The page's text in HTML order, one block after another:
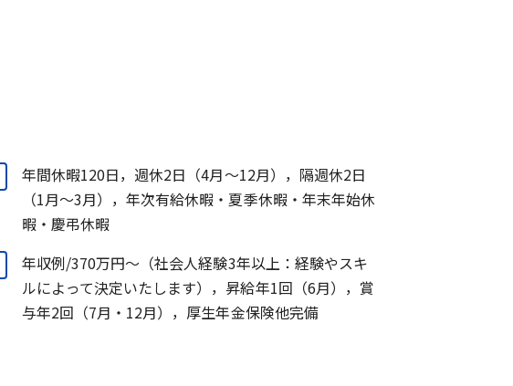
年間休暇120日，週休2日（4月～12月），隔週休2日
（1月～3月），年次有給休暇・夏季休暇・年末年始休
暇・慶弔休暇
年収例/370万円～（社会人経験3年以上：経験やスキ
ルによって決定いたします），昇給年1回（6月），賞
与年2回（7月・12月），厚生年金保険他完備